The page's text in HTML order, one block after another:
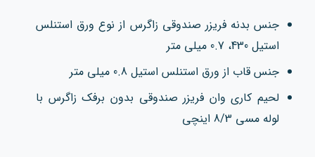
جنس بدنه فریزر صندوقی زاگرس از نوع ورق استنلس
استیل 430، 0.7 میلی متر
جنس قاب از ورق استنلس استیل 0.8 میلی متر
لحیم کاری وان فریزر صندوقی بدون برفک زاگرس با
لوله مسی 8/3 اینچی